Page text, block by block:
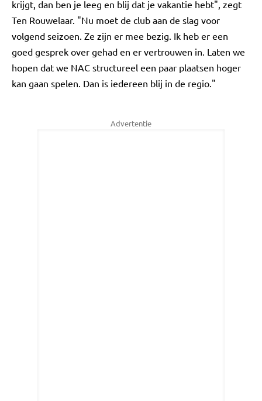
krijgt, dan ben je leeg en blij dat je vakantie hebt", zegt
Ten Rouwelaar. "Nu moet de club aan de slag voor
volgend seizoen. Ze zijn er mee bezig. Ik heb er een
goed gesprek over gehad en er vertrouwen in. Laten we
hopen dat we NAC structureel een paar plaatsen hoger
kan gaan spelen. Dan is iedereen blij in de regio."
Advertentie